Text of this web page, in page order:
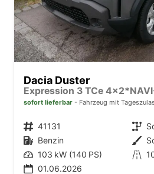
Dacia Duster
sofort lieferbar Fahrzeug mit
Fahrzeugnr. 41131 Getriebe
Kraftstoff Benzin Außenfarbe
Leistung 103 kW (140 PS) Kilometerstand
01.06.2026